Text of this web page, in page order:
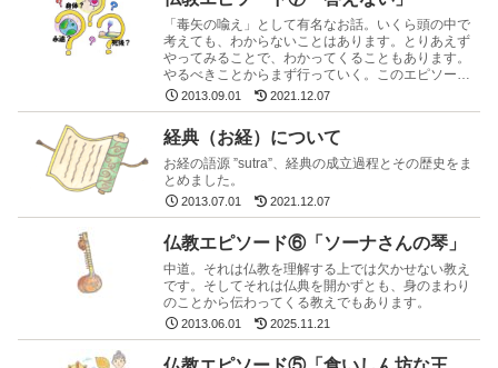
「毒矢の喩え」として有名なお話。いくら頭の中で
考えても、わからないことはあります。とりあえず
やってみることで、わかってくることもあります。
やるべきことからまず行っていく。このエピソード
はそのことを私に教えてくれました。
2013.09.01 2021.12.07
経典（お経）について
お経の語源 ”sutra”、経典の成立過程とその歴史をま
とめました。
2013.07.01 2021.12.07
仏教エピソード⑥「ソーナさんの琴」
中道。それは仏教を理解する上では欠かせない教え
です。そしてそれは仏典を開かずとも、身のまわり
のことから伝わってくる教えでもあります。
2013.06.01 2025.11.21